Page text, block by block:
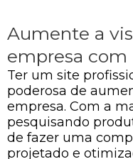
Aumente a
empresa com
Ter um site
poderosa de
empresa. Com a
pesquisando
de fazer uma
projetado e